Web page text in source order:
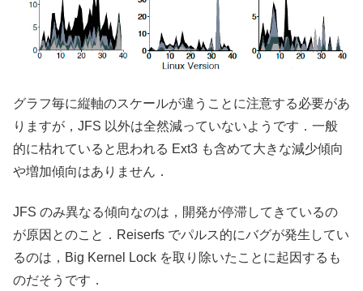
グラフ毎に縦軸のスケールが違うことに注意する必要があ
りますが，JFS 以外は全然減っていないようです．一般
的に枯れていると思われる Ext3 も含めて大きな減少傾向
や増加傾向はありません．
JFS のみ異なる傾向なのは，開発が停滞してきているの
が原因とのこと．Reiserfs でパルス的にバグが発生してい
るのは，Big Kernel Lock を取り除いたことに起因するも
のだそうです．